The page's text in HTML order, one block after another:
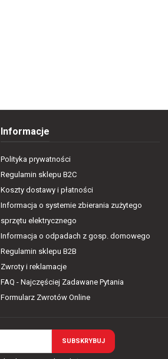
Informacje
Polityka prywatności
Regulamin sklepu B2C
Koszty dostawy i płatności
Informacja o systemie zbierania zużytego
sprzętu elektrycznego
Informacja o odpadach z gosp. domowego
Regulamin sklepu B2B
Zwroty i reklamacje
FAQ - Najczęściej Zadawane Pytania
Formularz Zwrotów Online